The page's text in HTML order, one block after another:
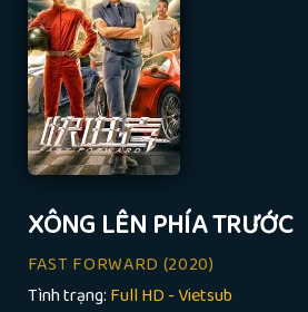
XÔNG LÊN PHÍA TRƯỚC
FAST FORWARD (2020)
Tình trạng: Full HD - Vietsub